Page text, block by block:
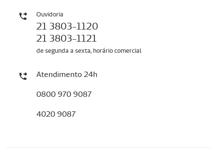
Ouvidoria
21 3803-1120
21 3803-1121
de segunda a sexta, horário comercial
Atendimento 24h
0800 970 9087
4020 9087